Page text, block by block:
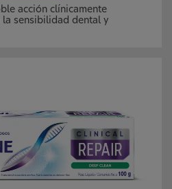
acción clínicamente
sensibilidad dental y